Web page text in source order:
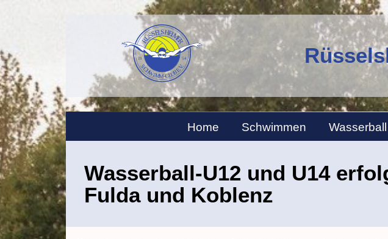
Home Schwimmen Wasserball
Wasserball-U12 und U14
Fulda und Koblenz